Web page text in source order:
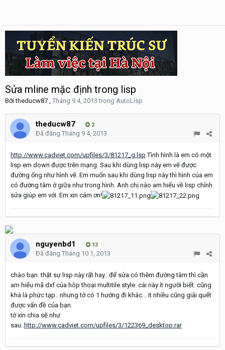
Sửa mline mặc định trong lisp
Bởitheducw87 , Tháng 9 4, 2013trong AutoLisp
theducw87 2
Đã đăng Tháng 9 4, 2013
http://www.cadviet.com/upfiles/3/81217_g.lsp Tình hình là em có một
lisp em down được trên mạng. Sau khi dùng lisp này em vẽ được
đường ống như hình vẽ. Em muốn sau khi dùng lisp này thì hình của em
có đường tâm ở giữa như trong hình. Anh chị nào am hiểu về lisp chỉnh
sửa giúp em với. Em xin cảm ơn!
nguyenbd1 13
Đã đăng Tháng 10 1, 2013
chào bạn. thật sự lisp này rất hay.. để sửa có thêm đường tâm thì cần
am hiểu mã dxf của hôp thoại multitile style. cái này ít người biết. cũng
khá là phức tạp.. nhưng tớ có 1 hướng đi khác... it nhiều cũng giải quết
được vấn đề của bạn.
tớ xin chia sẽ như
sau..http://www.cadviet.com/upfiles/3/122369_desktop.rar